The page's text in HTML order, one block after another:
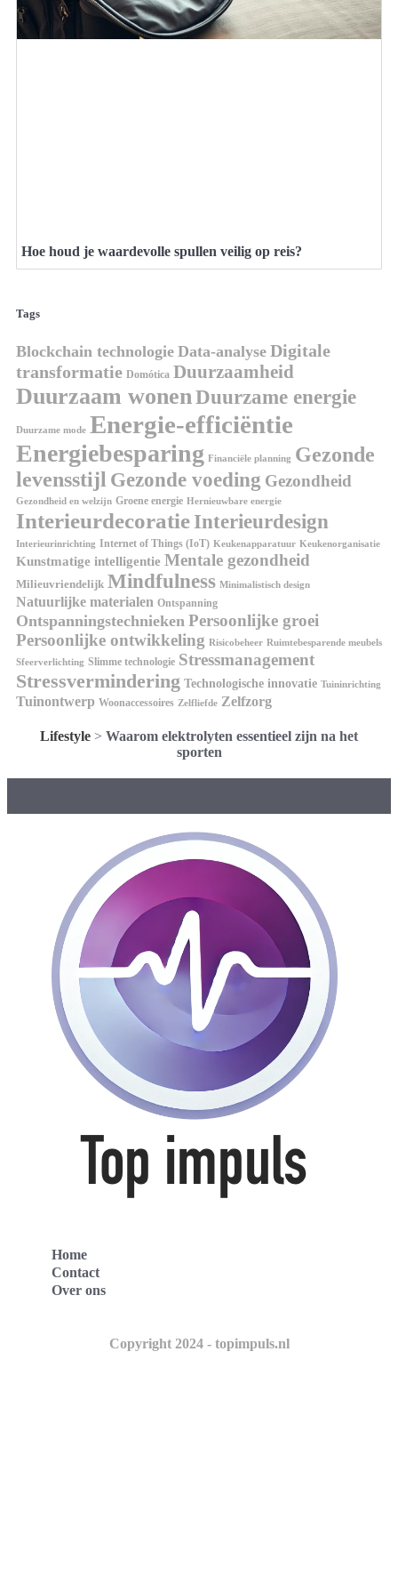
Hoe houd je waardevolle spullen veilig op reis?
Tags
Blockchain technologie Data-analyse Digitale
transformatie Domótica Duurzaamheid
Duurzaam wonenDuurzame energie
Duurzame mode Energie-efficiëntie
Energiebesparing Financiële planning Gezonde
levensstijl Gezonde voeding Gezondheid
Gezondheid en welzijn Groene energie Hernieuwbare energie
InterieurdecoratieInterieurdesign
Interieurinrichting Internet of Things (IoT) Keukenapparatuur Keukenorganisatie
Kunstmatige intelligentie Mentale gezondheid
Milieuvriendelijk Mindfulness Minimalistisch design
Natuurlijke materialen Ontspanning
Ontspanningstechnieken Persoonlijke groei
Persoonlijke ontwikkeling Risicobeheer Ruimtebesparende meubels
Sfeerverlichting Slimme technologie Stressmanagement
Stressvermindering Technologische innovatie Tuininrichting
Tuinontwerp Woonaccessoires Zelfliefde Zelfzorg
Lifestyle > Waarom elektrolyten essentieel zijn na het
sporten
Home
Contact
Over ons
Copyright 2024 - topimpuls.nl